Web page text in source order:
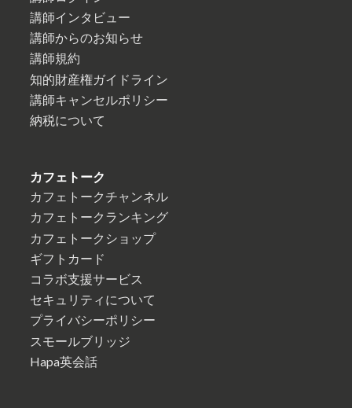
講師インタビュー
講師からのお知らせ
講師規約
知的財産権ガイドライン
講師キャンセルポリシー
納税について
カフェトーク
カフェトークチャンネル
カフェトークランキング
カフェトークショップ
ギフトカード
コラボ支援サービス
セキュリティについて
プライバシーポリシー
スモールブリッジ
Hapa英会話